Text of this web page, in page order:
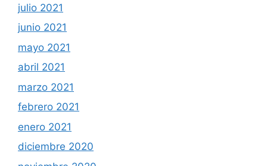
julio 2021
junio 2021
mayo 2021
abril 2021
marzo 2021
febrero 2021
enero 2021
diciembre 2020